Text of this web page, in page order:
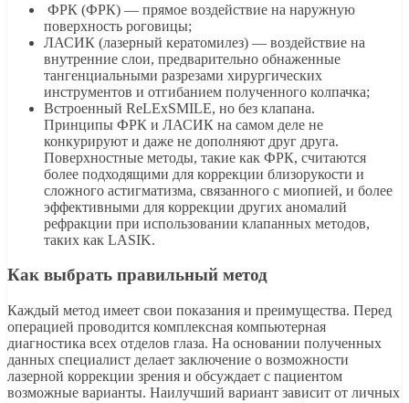
ФРК (ФРК) — прямое воздействие на наружную
поверхность роговицы;
ЛАСИК (лазерный кератомилез) — воздействие на
внутренние слои, предварительно обнаженные
тангенциальными разрезами хирургических
инструментов и отгибанием полученного колпачка;
Встроенный ReLExSMILE, но без клапана.
Принципы ФРК и ЛАСИК на самом деле не
конкурируют и даже не дополняют друг друга.
Поверхностные методы, такие как ФРК, считаются
более подходящими для коррекции близорукости и
сложного астигматизма, связанного с миопией, и более
эффективными для коррекции других аномалий
рефракции при использовании клапанных методов,
таких как LASIK.
Как выбрать правильный метод
Каждый метод имеет свои показания и преимущества. Перед
операцией проводится комплексная компьютерная
диагностика всех отделов глаза. На основании полученных
данных специалист делает заключение о возможности
лазерной коррекции зрения и обсуждает с пациентом
возможные варианты. Наилучший вариант зависит от личных